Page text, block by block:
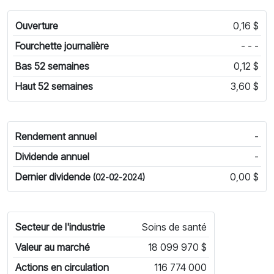
Ouverture
0,16 $
Fourchette journalière
- - -
Bas 52 semaines
0,12 $
Haut 52 semaines
3,60 $
Rendement annuel
-
Dividende annuel
-
Dernier dividende (02-02-2024) 0,00 $
Secteur de l'industrie
Soins de santé
Valeur au marché
18 099 970 $
Actions en circulation
116 774 000